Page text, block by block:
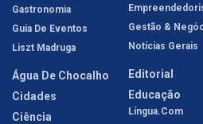
Gastronomia
Guia De Eventos
Liszt Madruga
Água De Chocalho
Cidades
Ciência
Gestão &
Notícias Gerais
Editorial
Educação
Língua.com